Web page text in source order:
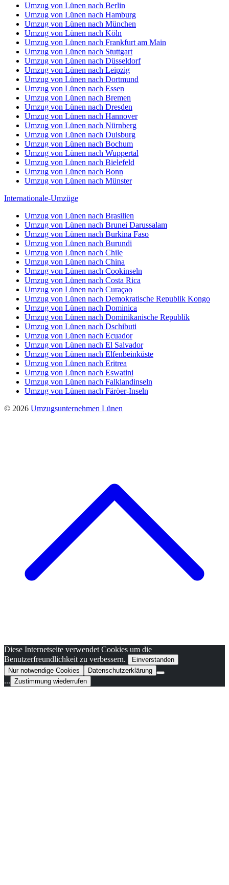
Umzug von Lünen nach Berlin
Umzug von Lünen nach Hamburg
Umzug von Lünen nach München
Umzug von Lünen nach Köln
Umzug von Lünen nach Frankfurt am Main
Umzug von Lünen nach Stuttgart
Umzug von Lünen nach Düsseldorf
Umzug von Lünen nach Leipzig
Umzug von Lünen nach Dortmund
Umzug von Lünen nach Essen
Umzug von Lünen nach Bremen
Umzug von Lünen nach Dresden
Umzug von Lünen nach Hannover
Umzug von Lünen nach Nürnberg
Umzug von Lünen nach Duisburg
Umzug von Lünen nach Bochum
Umzug von Lünen nach Wuppertal
Umzug von Lünen nach Bielefeld
Umzug von Lünen nach Bonn
Umzug von Lünen nach Münster
Internationale-Umzüge
Umzug von Lünen nach Brasilien
Umzug von Lünen nach Brunei Darussalam
Umzug von Lünen nach Burkina Faso
Umzug von Lünen nach Burundi
Umzug von Lünen nach Chile
Umzug von Lünen nach China
Umzug von Lünen nach Cookinseln
Umzug von Lünen nach Costa Rica
Umzug von Lünen nach Curaçao
Umzug von Lünen nach Demokratische Republik Kongo
Umzug von Lünen nach Dominica
Umzug von Lünen nach Dominikanische Republik
Umzug von Lünen nach Dschibuti
Umzug von Lünen nach Ecuador
Umzug von Lünen nach El Salvador
Umzug von Lünen nach Elfenbeinküste
Umzug von Lünen nach Eritrea
Umzug von Lünen nach Eswatini
Umzug von Lünen nach Falklandinseln
Umzug von Lünen nach Färöer-Inseln
© 2026 Umzugsunternehmen Lünen
Diese Internetseite verwendet Cookies um die
Benutzerfreundlichkeit zu verbessern.
Einverstanden
Nur notwendige Cookies
Datenschutzerklärung
... Zustimmung wiederrufen